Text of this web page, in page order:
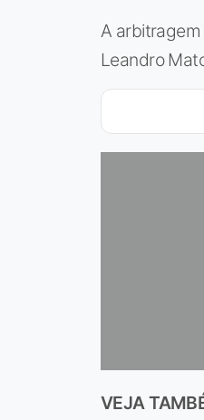
A
Leandro
VEJA